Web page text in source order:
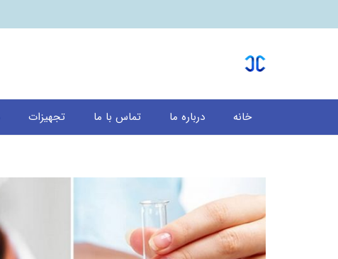
خانه درباره ما تماس با ما تجهیزات